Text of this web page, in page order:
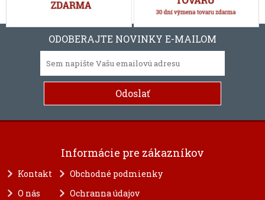
ODOBERAJTE NOVINKY E-MAILOM
Informácie pre zákazníkov
Kontakt
O nás
Obchodné podmienky
Ochranna údajov